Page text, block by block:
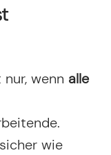
wenn alle
wie